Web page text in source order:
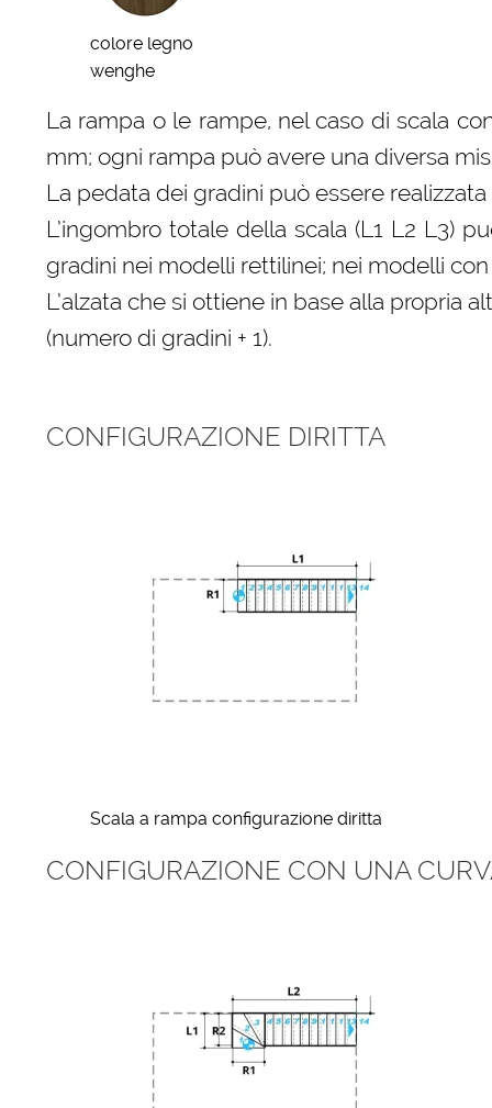
colore legno
wenghe
La rampa o le rampe, nel caso di scala
mm; ogni rampa può avere una diversa
La pedata dei gradini può essere
L’ingombro totale della scala (L1 L2 L3)
gradini nei modelli rettilinei; nei modelli
L’alzata che si ottiene in base alla
(numero di gradini + 1).
CONFIGURAZIONE DIRITTA
Scala a rampa configurazione diritta
CONFIGURAZIONE CON UNA